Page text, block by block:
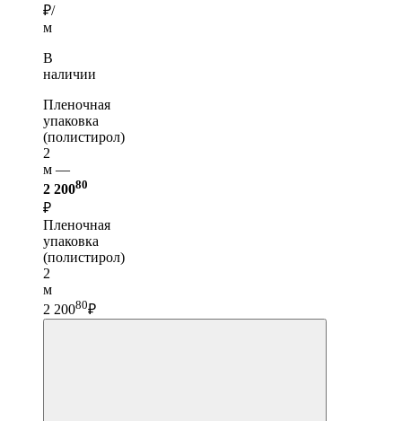
₽/
м
В
наличии
Пленочная
упаковка
(полистирол)
2
м —
2 20080
₽
Пленочная
упаковка
(полистирол)
2
м
2 20080₽